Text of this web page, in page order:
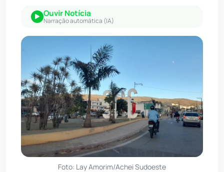
Ouvir Notícia
Narração automática (IA)
Foto: Lay Amorim/Achei Sudoeste